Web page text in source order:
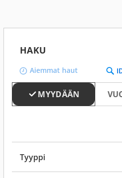
HAKU
Aiemmat haut
MYYDÄÄN
Tyyppi